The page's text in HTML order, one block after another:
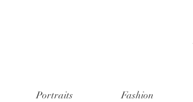
Portraits Fashion